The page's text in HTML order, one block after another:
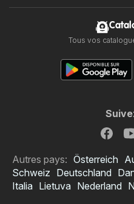
Tous vos
Autres pays: Österreich
Schweiz Deutschland
Italia Lietuva Nederland